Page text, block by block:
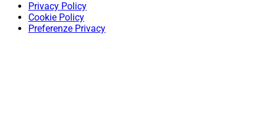
Privacy Policy
Cookie Policy
Preferenze Privacy